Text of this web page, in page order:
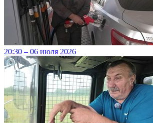
20:30 – 06 июля 2026